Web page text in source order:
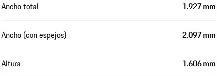
Ancho total 1.927 mm
Ancho (con espejos) 2.097 mm
Altura 1.606 mm